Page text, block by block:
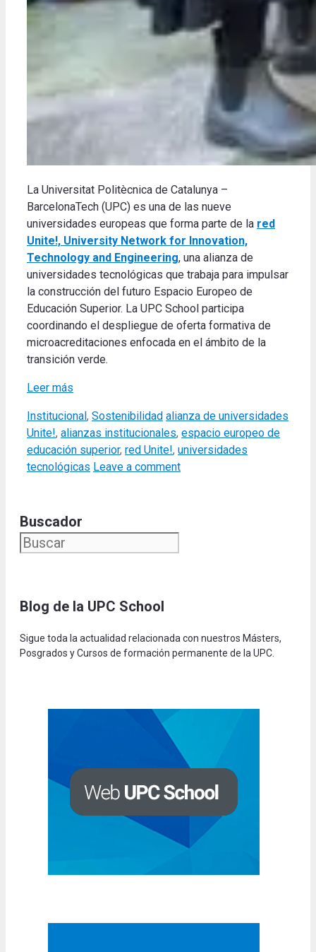
La Universitat Politècnica de Catalunya –
BarcelonaTech (UPC) es una de las nueve
universidades europeas que forma parte de la red
Unite!, University Network for Innovation,
Technology and Engineering, una alianza de
universidades tecnológicas que trabaja para impulsar
la construcción del futuro Espacio Europeo de
Educación Superior. La UPC School participa
coordinando el despliegue de oferta formativa de
microacreditaciones enfocada en el ámbito de la
transición verde.
Leer más
Categories
Institucional , Sostenibilidad Tags
alianza de universidades
Unite!, alianzas institucionales, espacio europeo de
educación superior, red Unite!, universidades
tecnológicas Leave a comment
Buscador
Blog de la UPC School
Sigue toda la actualidad relacionada con nuestros Másters,
Posgrados y Cursos de formación permanente de la UPC.